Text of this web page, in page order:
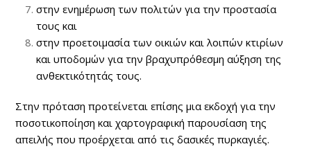
στην ενημέρωση των πολιτών για την προστασία
τους και
στην προετοιμασία των οικιών και λοιπών κτιρίων
και υποδομών για την βραχυπρόθεσμη αύξηση της
ανθεκτικότητάς τους.
Στην πρόταση προτείνεται επίσης μια εκδοχή για την
ποσοτικοποίηση και χαρτογραφική παρουσίαση της
απειλής που προέρχεται από τις δασικές πυρκαγιές.